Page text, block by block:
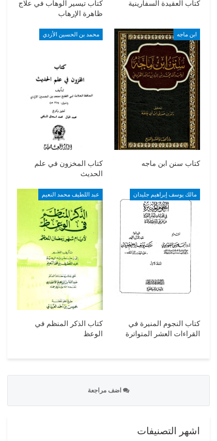
كتاب العقيدة السفارينية
كتاب تيسير الوهاب في علاج
ظاهرة الإرهاب
ابن ماجه
كتاب سنن ابن ماجه
محمد بن الحسين الأزدي
كتاب المخزون في علم
الحديث
مالك يوسف إبراهيم جليدان
كتاب النجوم المنيرة في
القراءات العشر المتواترة
عبد اللطيف محمد النعيم
كتاب الذكر المنظم في
الوعظ
اضف مراجعة
اشهر التصنيفات